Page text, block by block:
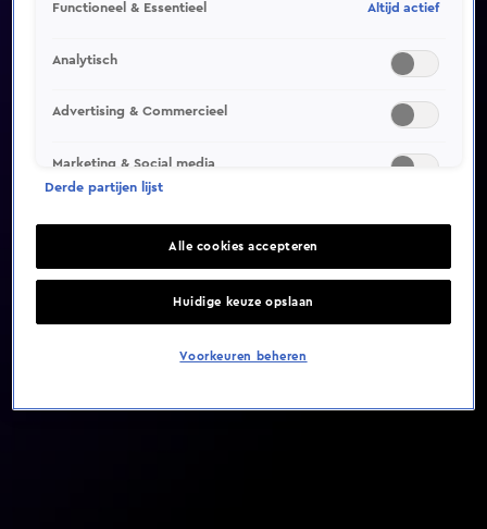
Video helaas niet gevonden
Functioneel & Essentieel Altijd actief
Analytisch
Advertising & Commercieel
Marketing & Social media
Derde partijen lijst
Alle cookies accepteren
Huidige keuze opslaan
Voorkeuren beheren